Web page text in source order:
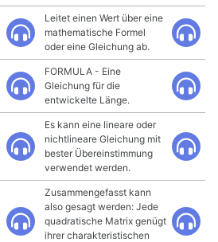
Leitet einen Wert über eine
mathematische Formel
oder eine Gleichung ab.
FORMULA - Eine
Gleichung für die
entwickelte Länge.
Es kann eine lineare oder
nichtlineare Gleichung mit
bester Übereinstimmung
verwendet werden.
Zusammengefasst kann
also gesagt werden: Jede
quadratische Matrix genügt
ihrer charakteristischen